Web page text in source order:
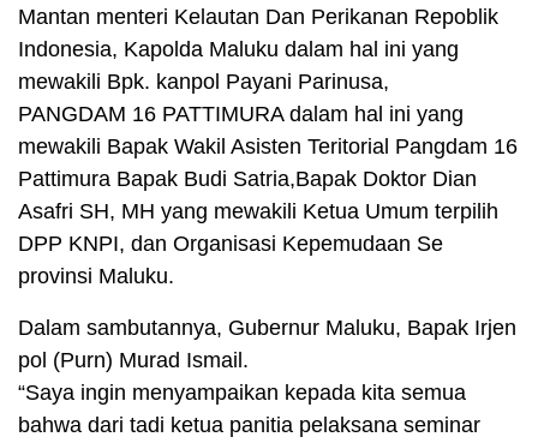
Mantan menteri Kelautan Dan Perikanan Repoblik
Indonesia, Kapolda Maluku dalam hal ini yang
mewakili Bpk. kanpol Payani Parinusa,
PANGDAM 16 PATTIMURA dalam hal ini yang
mewakili Bapak Wakil Asisten Teritorial Pangdam 16
Pattimura Bapak Budi Satria,Bapak Doktor Dian
Asafri SH, MH yang mewakili Ketua Umum terpilih
DPP KNPI, dan Organisasi Kepemudaan Se
provinsi Maluku.
Dalam sambutannya, Gubernur Maluku, Bapak Irjen
pol (Purn) Murad Ismail.
“Saya ingin menyampaikan kepada kita semua
bahwa dari tadi ketua panitia pelaksana seminar